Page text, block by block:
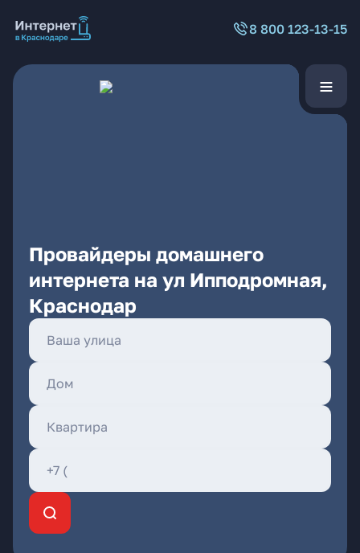
8 800 123-13-15
Провайдеры домашнего
интернета на ул Ипподромная,
Краснодар